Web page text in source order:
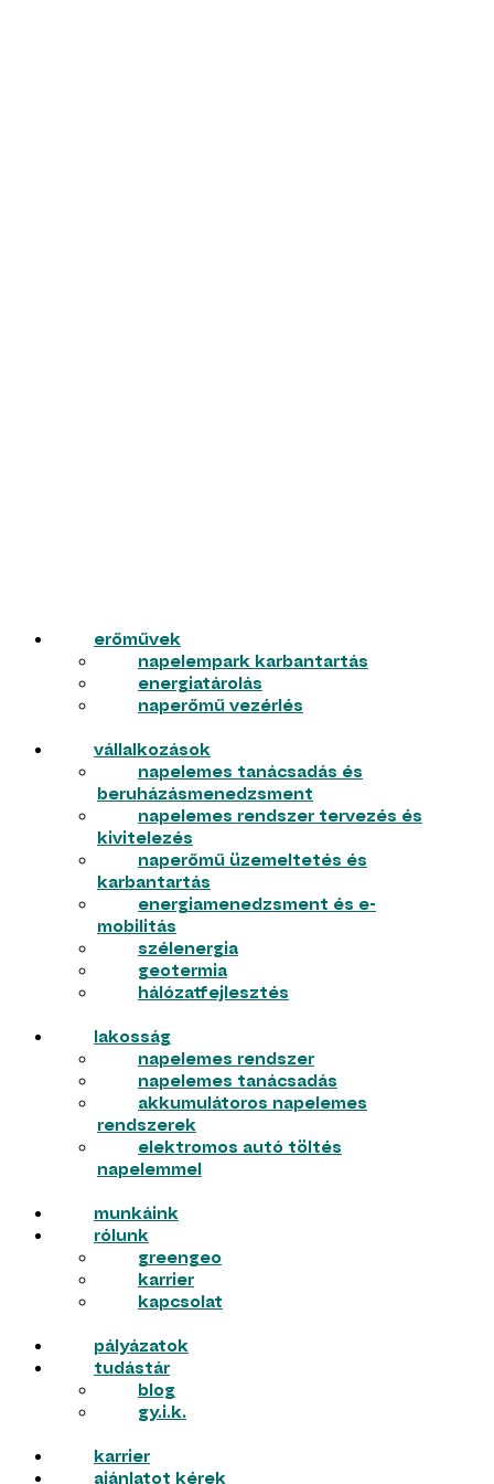
erőművek
napelempark karbantartás
energiatárolás
naperőmű vezérlés
vállalkozások
napelemes tanácsadás és
beruházásmenedzsment
napelemes rendszer tervezés és
kivitelezés
naperőmű üzemeltetés és
karbantartás
energiamenedzsment és e-
mobilitás
szélenergia
geotermia
hálózatfejlesztés
lakosság
napelemes rendszer
napelemes tanácsadás
akkumulátoros napelemes
rendszerek
elektromos autó töltés
napelemmel
munkáink
rólunk
greengeo
karrier
kapcsolat
pályázatok
tudástár
blog
gy.i.k.
karrier
ajánlatot kérek